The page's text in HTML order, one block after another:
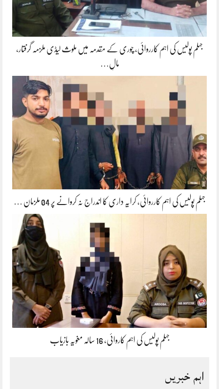
جہلم پولیس کی اہم کارروائی، چوری کے مقدمہ میں ملوث لیڈی ملزمہ گرفتار،
مالِ…
جہلم پولیس کی اہم کارروائی، کرایہ داری کا اندراج نہ کروانے پر 04 ملزمان …
جہلم پولیس کی اہم کاروائی، 16 سالہ مغویہ بازیاب
اہم خبریں